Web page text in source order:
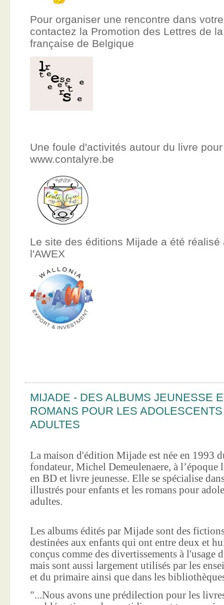
Pour organiser une rencontre dans
contactez la Promotion des Lettres de
française de Belgique
Une foule d'activités autour du livre
www.contalyre.be
Le site des éditions Mijade a été réalisé
l'AWEX
MIJADE - DES ALBUMS JEUNESSE
ROMANS POUR LES
ADULTES
La maison d'édition Mijade est née en 1993
fondateur, Michel Demeulenaere, à l’époque
en BD et livre jeunesse. Elle se spécialise
illustrés pour enfants et les romans pour
adultes.
Les albums édités par Mijade sont des
destinées aux enfants qui ont entre deux et
conçus comme des divertissements à
mais sont aussi largement utilisés par les
et du primaire ainsi que dans les
"...Nous avons une prédilection pour les